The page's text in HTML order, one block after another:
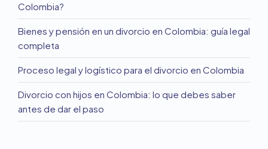
Colombia?
Bienes y pensión en un divorcio en Colombia: guía legal
completa
Proceso legal y logístico para el divorcio en Colombia
Divorcio con hijos en Colombia: lo que debes saber
antes de dar el paso